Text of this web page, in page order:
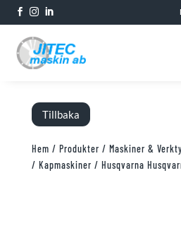
  
Tillbaka
Hem / Produkter / Maskiner &
/ Kapmaskiner / Husqvarna